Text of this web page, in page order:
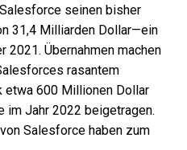
seinen bisher
31,4 Milliarden Dollar—ein
2021. Übernahmen machen
rasantem
etwa 600 Millionen Dollar
im Jahr 2022 beigetragen.
von Salesforce haben zum